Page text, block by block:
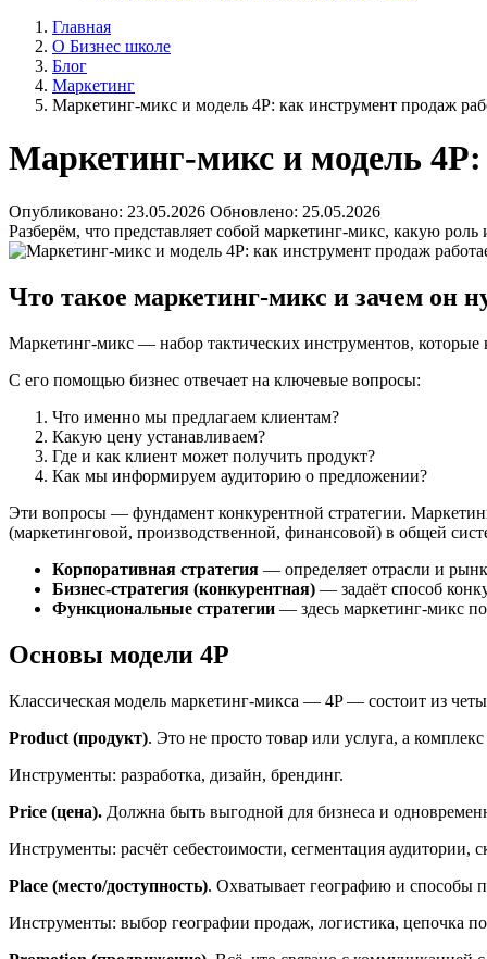
Главная
О Бизнес школе
Блог
Маркетинг
Маркетинг‑микс и модель 4P: как инструмент продаж
Маркетинг‑микс и модель
Опубликовано: 23.05.2026 Обновлено: 25.05.2026
Разберём, что представляет собой маркетинг‑микс, какую
Что такое маркетинг‑микс и зачем он
Маркетинг‑микс — набор тактических инструментов, которые
С его помощью бизнес отвечает на ключевые вопросы:
Что именно мы предлагаем клиентам?
Какую цену устанавливаем?
Где и как клиент может получить продукт?
Как мы информируем аудиторию о предложении?
Эти вопросы — фундамент конкурентной стратегии.
(маркетинговой, производственной, финансовой) в общей
Корпоративная стратегия — определяет отрасли и
Бизнес‑стратегия (конкурентная) — задаёт способ
Функциональные стратегии — здесь маркетинг‑микс
Основы модели 4P
Классическая модель маркетинг‑микса — 4P — состоит из
Product (продукт). Это не просто товар или услуга, а
Инструменты: разработка, дизайн, брендинг.
Price (цена). Должна быть выгодной для бизнеса и
Инструменты: расчёт себестоимости, сегментация
Place (место/доступность). Охватывает географию и способы
Инструменты: выбор географии продаж, логистика, цепочка